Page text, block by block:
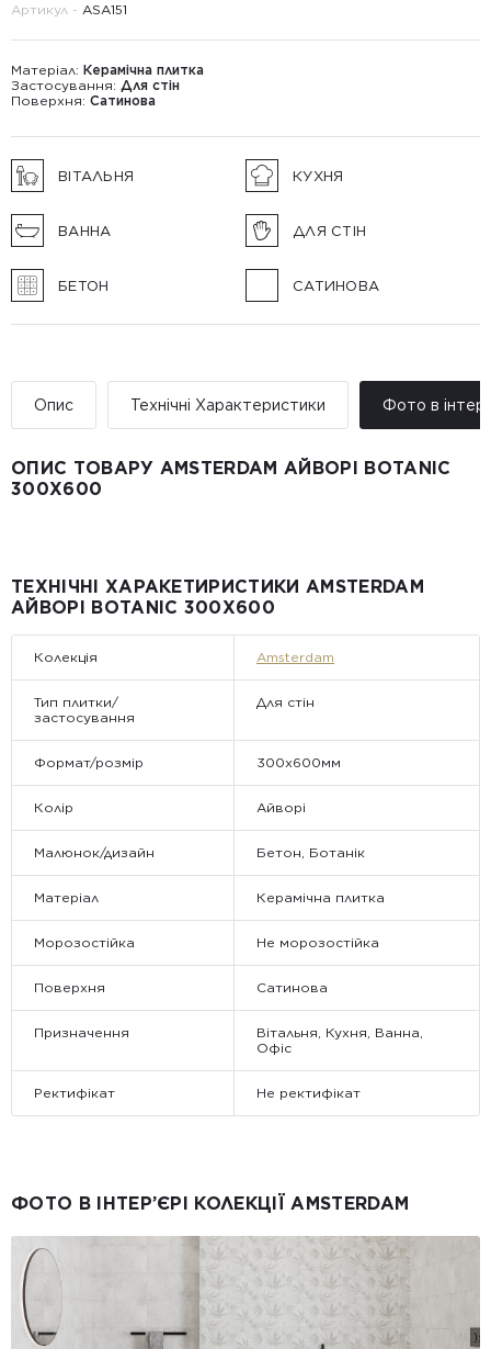
Артикул - ASА151
Матеріал: Керамічна плитка
Застосування: Для стін
Поверхня: Сатинова
ВІТАЛЬНЯ КУХНЯ
ВАННА ДЛЯ СТІН
БЕТОН САТИНОВА
Опис Технічні Характеристики Фото в
ОПИС ТОВАРУ AMSTERDAM АЙВОРІ BOTANIC
300Х600
ТЕХНІЧНІ ХАРАКЕТИРИСТИКИ AMSTERDAM
АЙВОРІ BOTANIC 300Х600
Колекція Amsterdam
Тип плитки/
застосування
Для стін
Формат/розмір 300x600мм
Колір Айворі
Малюнок/дизайн Бетон, Ботанік
Матеріал Керамічна плитка
Морозостійка Не морозостійка
Поверхня Сатинова
Призначення
Вітальня, Кухня, Ванна,
Офіс
Ректифікат Не ректифікат
ФОТО В ІНТЕР’ЄРІ КОЛЕКЦІЇ AMSTERDAM